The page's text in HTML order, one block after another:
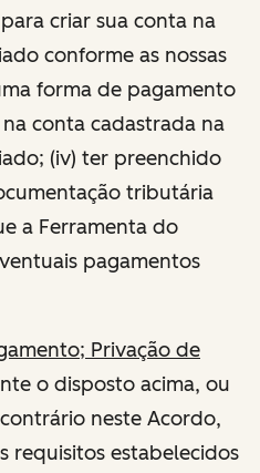
criar sua conta na
conforme as nossas
forma de pagamento
conta cadastrada na
(iv) ter preenchido
tributária
a Ferramenta do
pagamentos
Privação de
o disposto acima, ou
neste Acordo,
requisitos estabelecidos